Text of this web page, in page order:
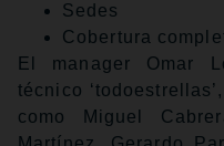
Sedes
Cobertura
El manager Omar
técnico
como Miguel